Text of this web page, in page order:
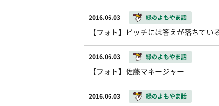
2016.06.03 緑のよもやま話
【フォト】ピッチには答えが落ちてい
2016.06.03 緑のよもやま話
【フォト】佐藤マネージャー
2016.06.03 緑のよもやま話